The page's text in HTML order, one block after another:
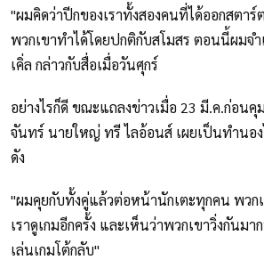
"ผมคิดว่าปีกของเราทั้งสองคนที่ได้ออกสตา
พวกเขาทำได้โดยปกติกับสโมสร ตอนนี้ผมจ
เคิ่ล กล่าวกับสื่อเมื่อวันศุกร์
อย่างไรก็ดี ขณะแถลงข่าวเมื่อ 23 มี.ค.ก่อน
จันทร์ นายใหญ่ ทรี ไลอ้อนส์ เผยเป็นทำนอง
ดัง
"ผมคุยกับทั้งคู่แล้วต่อหน้านักเตะทุกคน พวก
เราดูเกมอีกครั้ง และเห็นว่าพวกเขาวิ่งกันมา
เล่นเกมโต้กลับ"